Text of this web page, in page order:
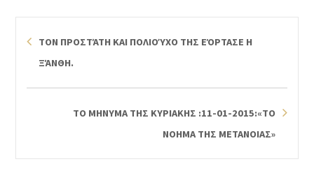
ΤΟΝ ΠΡΟΣΤΆΤΗ ΚΑΙ ΠΟΛΙΟΎΧΟ ΤΗΣ ΕΌΡΤΑΣΕ Η
ΞΆΝΘΗ.
ΤΟ ΜΗΝΥΜΑ ΤΗΣ ΚΥΡΙΑΚΗΣ :11-01-2015:«ΤΟ
ΝΟΗΜΑ ΤΗΣ ΜΕΤΑΝΟΙΑΣ»